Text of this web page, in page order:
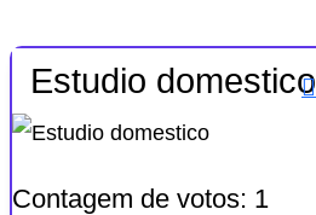
Estudio domestico
Contagem de votos: 1